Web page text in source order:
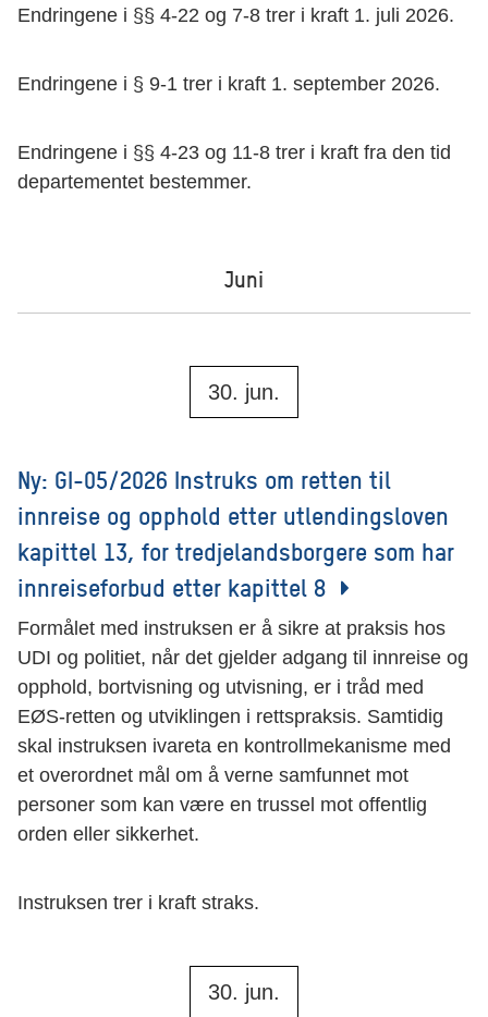
Endringene i §§ 4-22 og 7-8 trer i kraft 1. juli 2026.
Endringene i § 9-1 trer i kraft 1. september 2026.
Endringene i §§ 4-23 og 11-8 trer i kraft fra den tid
departementet bestemmer.
Juni
30. jun.
Ny: GI-05/2026 Instruks om retten til
innreise og opphold etter utlendingsloven
kapittel 13, for tredjelandsborgere som har
innreiseforbud etter kapittel 8
Formålet med instruksen er å sikre at praksis hos
UDI og politiet, når det gjelder adgang til innreise og
opphold, bortvisning og utvisning, er i tråd med
EØS-retten og utviklingen i rettspraksis. Samtidig
skal instruksen ivareta en kontrollmekanisme med
et overordnet mål om å verne samfunnet mot
personer som kan være en trussel mot offentlig
orden eller sikkerhet.
Instruksen trer i kraft straks.
30. jun.